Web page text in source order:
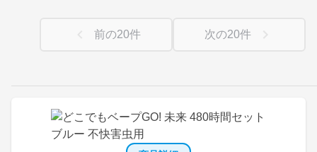
前の20件 次の20件